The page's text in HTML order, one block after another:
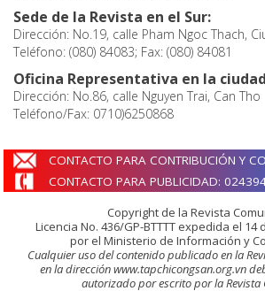
Sede de la Revista en el Sur:
Dirección: No.19, calle Pham Ngoc Thach,
Teléfono: (080) 84083; Fax: (080) 84081
Oficina Representativa en la
Dirección: No.86, calle Nguyen Trai, Can Tho
Teléfono/Fax: 0710)6250868
CONTACTO PARA CONTRIBUCIÓN Y
CONTACTO PARA PUBLICIDAD:
Copyright de la Revista
Licencia No. 436/GP-BTTTT expedida el 14
por el Ministerio de Información y
Cualquier uso del contenido publicado en la
en la dirección www.tapchicongsan.org.vn
autorizado por escrito por la Revista